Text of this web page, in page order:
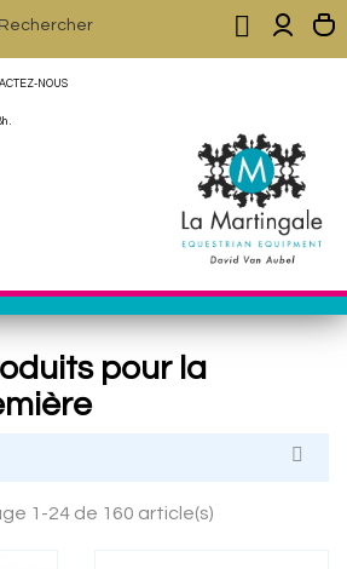

NOUS
.
pour la

1-24 de 160 article(s)